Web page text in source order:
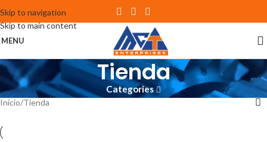
Skip to navigation
Skip to main content
MENU
Tienda
Categories
Inicio Tienda